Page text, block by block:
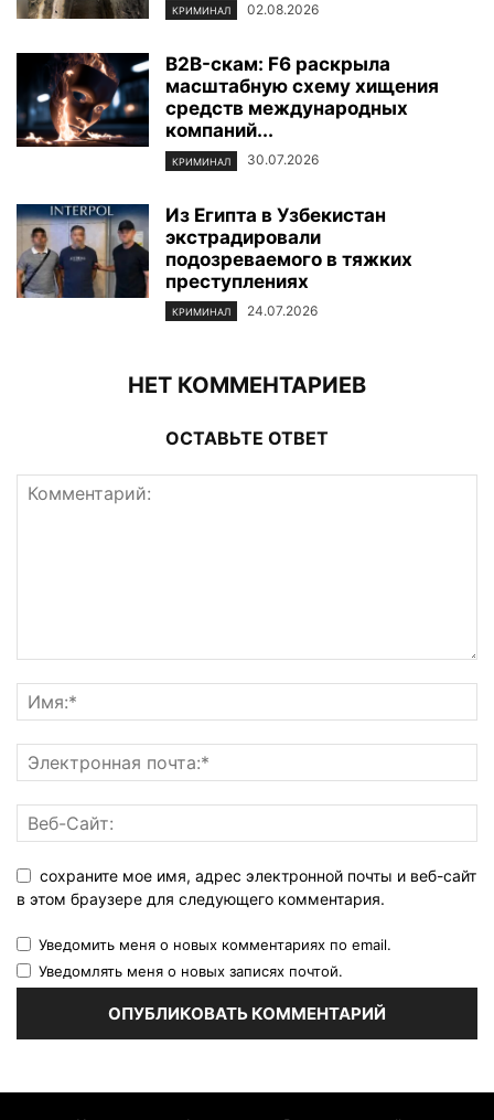
КРИМИНАЛ 02.08.2026
B2B-скам: F6 раскрыла
масштабную схему хищения
средств международных
компаний...
КРИМИНАЛ 30.07.2026
Из Египта в Узбекистан
экстрадировали
подозреваемого в тяжких
преступлениях
КРИМИНАЛ 24.07.2026
НЕТ КОММЕНТАРИЕВ
ОСТАВЬТЕ ОТВЕТ
сохраните мое имя, адрес электронной почты и веб-сайт
в этом браузере для следующего комментария.
Уведомить меня о новых комментариях по email.
Уведомлять меня о новых записях почтой.